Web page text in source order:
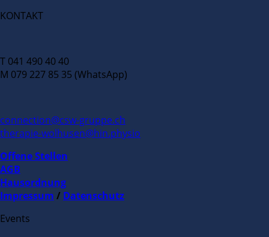
KONTAKT
T 041 490 40 40
M 079 227 85 35 (WhatsApp)
connection@csw-gruppe.ch
therapie-wolhusen@hin.physio
Offene Stellen
AGB
Hausordnung
Impressum / Datenschutz
Events